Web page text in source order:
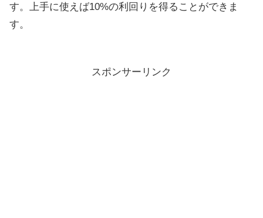
す。上手に使えば10%の利回りを得ることができま
す。
スポンサーリンク